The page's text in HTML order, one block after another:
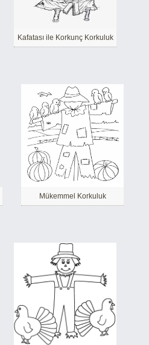
Kafatası ile Korkunç Korkuluk
Mükemmel Korkuluk